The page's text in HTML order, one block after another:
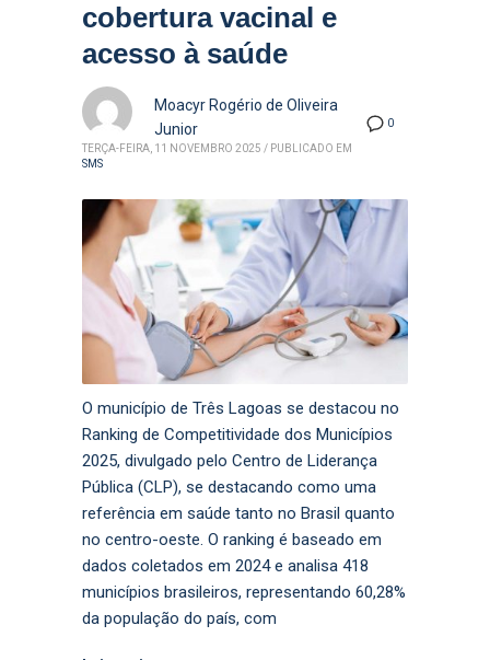
cobertura vacinal e
acesso à saúde
0
Moacyr Rogério de Oliveira
Junior
TERÇA-FEIRA, 11 NOVEMBRO 2025 / PUBLICADO EM
SMS
O município de Três Lagoas se destacou no
Ranking de Competitividade dos Municípios
2025, divulgado pelo Centro de Liderança
Pública (CLP), se destacando como uma
referência em saúde tanto no Brasil quanto
no centro-oeste. O ranking é baseado em
dados coletados em 2024 e analisa 418
municípios brasileiros, representando 60,28%
da população do país, com